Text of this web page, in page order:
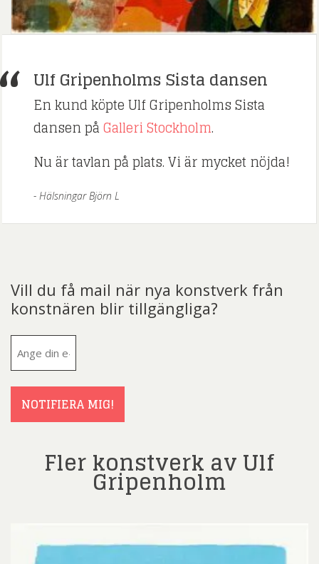
Ulf Gripenholms Sista dansen
En kund köpte Ulf Gripenholms Sista
dansen påGalleri Stockholm.
Nu är tavlan på plats. Vi är mycket nöjda!
Hälsningar Björn L
Vill du få mail när nya konstverk från
konstnären blir tillgängliga?
NOTIFIERA MIG!
Fler konstverk av Ulf
Gripenholm